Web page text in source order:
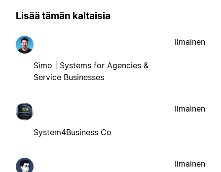
Lisää tämän kaltaisia
Simo | Systems for Agencies &
Service Businesses
Ilmainen
System4Business Co
Ilmainen
Ilmainen